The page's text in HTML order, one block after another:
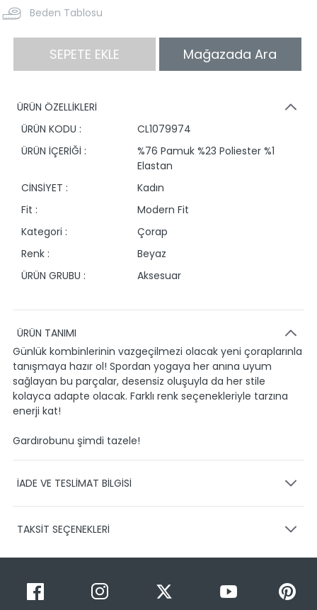
Beden Tablosu
SEPETE EKLE Mağazada Ara
ÜRÜN ÖZELLİKLERİ
ÜRÜN KODU :
CL1079974
ÜRÜN İÇERİĞİ :
%76 Pamuk %23 Poliester %1
Elastan
CİNSİYET :
Kadın
Fit :
Modern Fit
Kategori :
Çorap
Renk :
Beyaz
ÜRÜN GRUBU :
Aksesuar
ÜRÜN TANIMI
Günlük kombinlerinin vazgeçilmezi olacak yeni çoraplarınla
tanışmaya hazır ol! Spordan yogaya her anına uyum
sağlayan bu parçalar, desensiz oluşuyla da her stile
kolayca adapte olacak. Farklı renk seçenekleriyle tarzına
enerji kat!
Gardırobunu şimdi tazele!
İADE VE TESLİMAT BİLGİSİ
Ürünlerinizin gönderimini anlaşmalı olduğumuz PTT,
1-3 iş günü içerisinde kargoya teslim edilir.
Siparişimin kargo takibini nasıl yapabilirim?
TAKSİT SEÇENEKLERİ
Taksit Sayısı Taksit Miktarı
Taksitli Tutar
Toplam